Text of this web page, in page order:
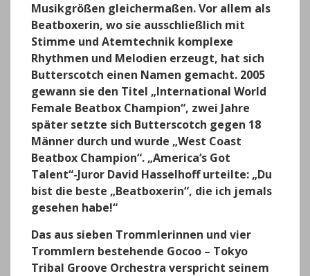
Musikgrößen gleichermaßen. Vor allem als
Beatboxerin, wo sie ausschließlich mit
Stimme und Atemtechnik komplexe
Rhythmen und Melodien erzeugt, hat sich
Butterscotch einen Namen gemacht. 2005
gewann sie den Titel „International World
Female Beatbox Champion“, zwei Jahre
später setzte sich Butterscotch gegen 18
Männer durch und wurde „West Coast
Beatbox Champion“. „America’s Got
Talent“-Juror David Hasselhoff urteilte: „Du
bist die beste „Beatboxerin“, die ich jemals
gesehen habe!“
Das aus sieben Trommlerinnen und vier
Trommlern bestehende Gocoo – Tokyo
Tribal Groove Orchestra verspricht seinem